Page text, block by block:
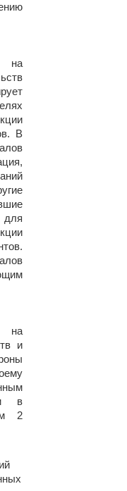
на
В
на
и
в
2